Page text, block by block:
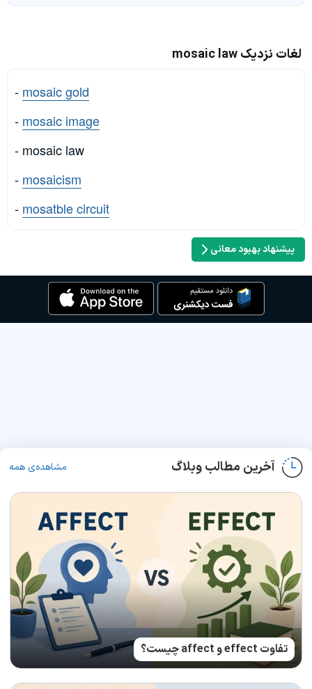
لغات نزدیک mosaic law
- mosaic gold
- mosaic image
- mosaic law
- mosaicism
- mosatble circuit
پیشنهاد بهبود معانی
آخرین مطالب وبلاگ مشاهده‌ی همه
تفاوت effect و affect چیست؟